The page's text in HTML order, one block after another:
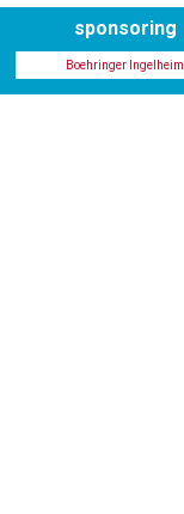
Inloggen
sponsoring
Boehringer Ingelheim